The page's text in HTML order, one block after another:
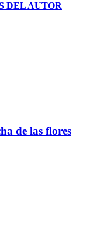
DEL AUTOR
de las flores